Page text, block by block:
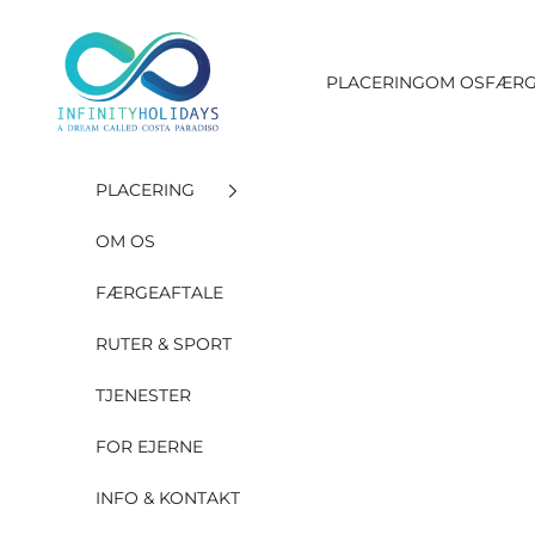
INFINITY HOLIDAYS SAS
PLACERINGOM OS
PLACERING
OM OS
FÆRGEAFTALE
RUTER & SPORT
TJENESTER
FOR EJERNE
INFO & KONTAKT